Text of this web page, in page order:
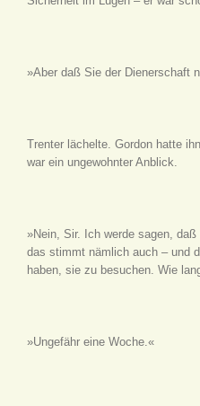
»Aber daß Sie der Dienerschaft
Trenter lächelte. Gordon hatte
war ein ungewohnter Anblick.
»Nein, Sir. Ich werde sagen,
das stimmt nämlich auch – und
haben, sie zu besuchen. Wie
»Ungefähr eine Woche.«